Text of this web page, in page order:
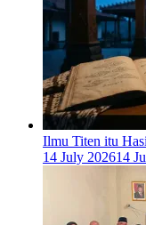
Ilmu Titen itu
14 July 202614